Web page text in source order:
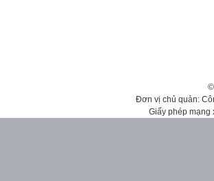
Đơn vị chủ quản:
Giấy phép mạng